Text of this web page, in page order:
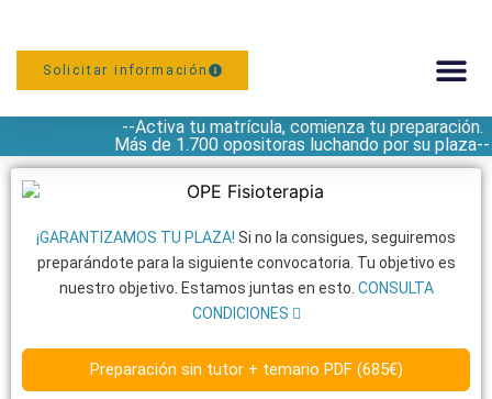
Solicitar información
--Activa tu matrícula, comienza tu preparación.
Más de 1.700 opositoras luchando por su plaza--
¡GARANTIZAMOS TU PLAZA! Si no la consigues, seguiremos
preparándote para la siguiente convocatoria. Tu objetivo es
nuestro objetivo. Estamos juntas en esto. CONSULTA
CONDICIONES
Preparación sin tutor + temario PDF (685€)